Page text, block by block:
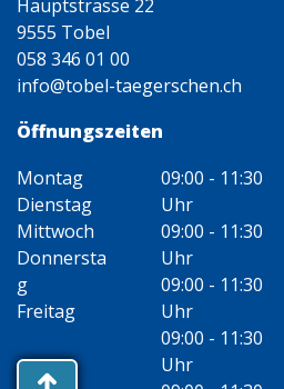
Öffnungszeiten
Hauptstrasse 22
9555 Tobel
058 346 01 00
info@tobel-taegerschen.ch
Montag
Dienstag
Mittwoch
Donnersta
g
Freitag
09:00 - 11:30
Uhr
09:00 - 11:30
Uhr
09:00 - 11:30
Uhr
09:00 - 11:30
Uhr